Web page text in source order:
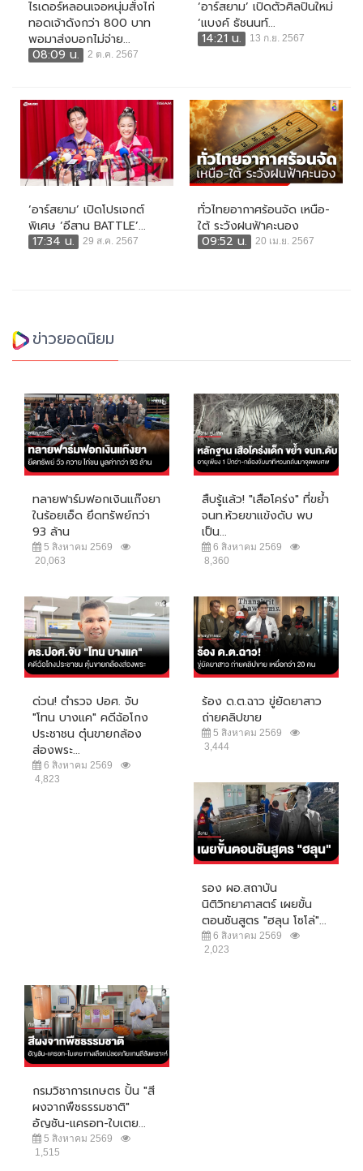
ไรเดอร์หลอนเจอหนุ่มสั่งไก่
ทอดเจ้าดังกว่า 800 บาท
พอมาส่งบอกไม่จ่าย...
08:09 น.
2 ต.ค. 2567
‘อาร์สยาม’ เปิดตัวศิลปินใหม่
‘แบงค์ ธัชนนท์...
14:21 น.
13 ก.ย. 2567
‘อาร์สยาม’ เปิดโปรเจกต์
พิเศษ ‘อีสาน BATTLE’...
17:34 น.
29 ส.ค. 2567
ทั่วไทยอากาศร้อนจัด เหนือ-
ใต้ ระวังฝนฟ้าคะนอง
09:52 น.
20 เม.ย. 2567
ข่าวยอดนิยม
ทลายฟาร์มฟอกเงินแก๊งยา
ในร้อยเอ็ด ยึดทรัพย์กว่า
93 ล้าน
5 สิงหาคม 2569
20,063
สืบรู้แล้ว! "เสือโคร่ง" ที่ขย้ำ
จนท.ห้วยขาแข้งดับ พบ
เป็น...
6 สิงหาคม 2569
8,360
ด่วน! ตำรวจ ปอศ. จับ
"โทน บางแค" คดีฉ้อโกง
ประชาชน ตุ๋นขายกล้อง
ส่องพระ...
6 สิงหาคม 2569
4,823
ร้อง ด.ต.ฉาว ขู่ยัดยาสาว
ถ่ายคลิปขาย
5 สิงหาคม 2569
3,444
รอง ผอ.สถาบัน
นิติวิทยาศาสตร์ เผยขั้น
ตอนชันสูตร "ฮลุน โซโล่"...
6 สิงหาคม 2569
2,023
กรมวิชาการเกษตร ปั้น "สี
ผงจากพืชธรรมชาติ"
อัญชัน-แครอท-ใบเตย...
5 สิงหาคม 2569
1,515